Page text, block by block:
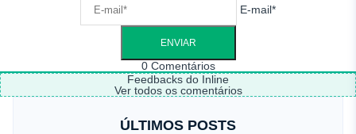
E-mail*
0Comentários
Feedbacks do Inline
Ver todos os comentários
ÚLTIMOS POSTS